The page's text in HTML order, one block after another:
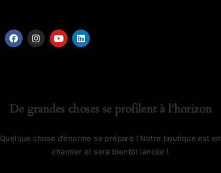
De grandes choses se profilent à l’horizon
Quelque chose d’énorme se prépare ! Notre boutique est en
chantier et sera bientôt lancée !